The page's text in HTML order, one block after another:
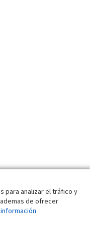
para analizar el tráfico y
de ofrecer